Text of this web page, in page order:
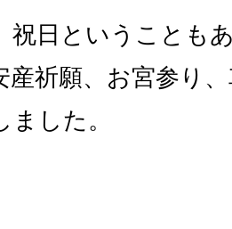
祝日ということも
産祈願、お宮参り
した。